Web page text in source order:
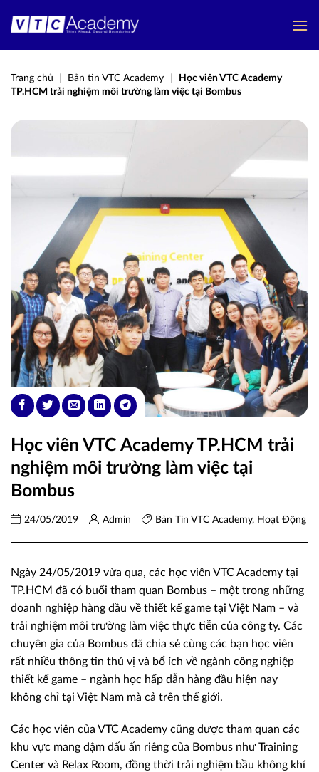
qua
Trang chủ Bản tin VTC Academy
Học viên VTC Academy
TP.HCM trải nghiệm môi trường làm việc tại Bombus
Học viên VTC Academy TP.HCM trải
nghiệm môi trường làm việc tại
Bombus
24/05/2019 Admin Bản Tin VTC Academy, Hoạt Động
Ngày 24/05/2019 vừa qua, các học viên VTC Academy tại
TP.HCM đã có buổi tham quan Bombus – một trong những
doanh nghiệp hàng đầu về thiết kế game tại Việt Nam – và
trải nghiệm môi trường làm việc thực tiễn của công ty. Các
chuyên gia của Bombus đã chia sẻ cùng các bạn học viên
rất nhiều thông tin thú vị và bổ ích về ngành công nghiệp
thiết kế game – ngành học hấp dẫn hàng đầu hiện nay
không chỉ tại Việt Nam mà cả trên thế giới.
Các học viên của VTC Academy cũng được tham quan các
khu vực mang đậm dấu ấn riêng của Bombus như Training
Center và Relax Room, đồng thời trải nghiệm bầu không khí